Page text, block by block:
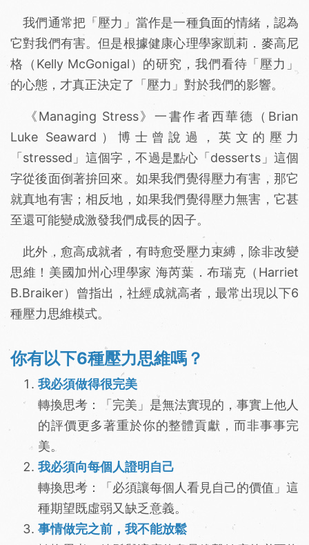
我們通常把「壓力」當作是一種負面的情緒，認為
它對我們有害。但是根據健康心理學家凱莉．麥高尼
格（Kelly McGonigal）的研究，我們看待「壓力」
的心態，才真正決定了「壓力」對於我們的影響。
《Managing Stress》一書作者西華德（Brian
Luke Seaward）博士曾說過，英文的壓力
「stressed」這個字，不過是點心「desserts」這個
字從後面倒著拚回來。如果我們覺得壓力有害，那它
就真地有害；相反地，如果我們覺得壓力無害，它甚
至還可能變成激發我們成長的因子。
此外，愈高成就者，有時愈受壓力束縛，除非改變
思維！美國加州心理學家 海芮葉．布瑞克（Harriet
B.Braiker）曾指出，社經成就高者，最常出現以下6
種壓力思維模式。
你有以下6種壓力思維嗎？
我必須做得很完美
轉換思考：「完美」是無法實現的，事實上他人
的評價更多著重於你的整體貢獻，而非事事完
美。
我必須向每個人證明自己
轉換思考：「必須讓每個人看見自己的價值」這
種期望既虛弱又缺乏意義。
事情做完之前，我不能放鬆